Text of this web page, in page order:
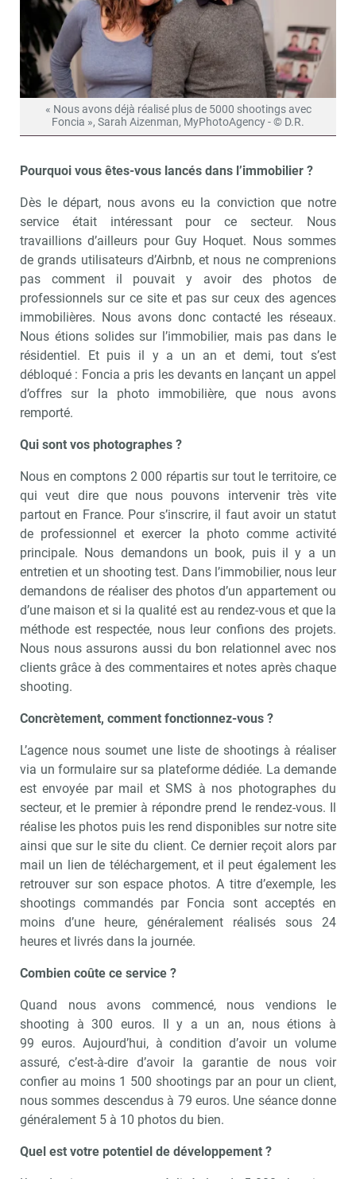
« Nous avons déjà réalisé plus de 5000 shootings avec
Foncia », Sarah Aizenman, MyPhotoAgency - © D.R.
Pourquoi vous êtes-vous lancés dans l’immobilier ?
Dès le départ, nous avons eu la conviction que notre
service était intéressant pour ce secteur. Nous
travaillions d’ailleurs pour Guy Hoquet. Nous sommes
de grands utilisateurs d’Airbnb, et nous ne comprenions
pas comment il pouvait y avoir des photos de
professionnels sur ce site et pas sur ceux des agences
immobilières. Nous avons donc contacté les réseaux.
Nous étions solides sur l’immobilier, mais pas dans le
résidentiel. Et puis il y a un an et demi, tout s’est
débloqué : Foncia a pris les devants en lançant un appel
d’offres sur la photo immobilière, que nous avons
remporté.
Qui sont vos photographes ?
Nous en comptons 2 000 répartis sur tout le territoire, ce
qui veut dire que nous pouvons intervenir très vite
partout en France. Pour s’inscrire, il faut avoir un statut
de professionnel et exercer la photo comme activité
principale. Nous demandons un book, puis il y a un
entretien et un shooting test. Dans l’immobilier, nous leur
demandons de réaliser des photos d’un appartement ou
d’une maison et si la qualité est au rendez-vous et que la
méthode est respectée, nous leur confions des projets.
Nous nous assurons aussi du bon relationnel avec nos
clients grâce à des commentaires et notes après chaque
shooting.
Concrètement, comment fonctionnez-vous ?
L’agence nous soumet une liste de shootings à réaliser
via un formulaire sur sa plateforme dédiée. La demande
est envoyée par mail et SMS à nos photographes du
secteur, et le premier à répondre prend le rendez-vous. Il
réalise les photos puis les rend disponibles sur notre site
ainsi que sur le site du client. Ce dernier reçoit alors par
mail un lien de téléchargement, et il peut également les
retrouver sur son espace photos. A titre d’exemple, les
shootings commandés par Foncia sont acceptés en
moins d’une heure, généralement réalisés sous 24
heures et livrés dans la journée.
Combien coûte ce service ?
Quand nous avons commencé, nous vendions le
shooting à 300 euros. Il y a un an, nous étions à
99 euros. Aujourd’hui, à condition d’avoir un volume
assuré, c’est-à-dire d’avoir la garantie de nous voir
confier au moins 1 500 shootings par an pour un client,
nous sommes descendus à 79 euros. Une séance donne
généralement 5 à 10 photos du bien.
Quel est votre potentiel de développement ?